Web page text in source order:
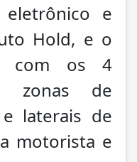
eletrônico e
Hold, e o
com os 4
zonas de
laterais de
motorista e